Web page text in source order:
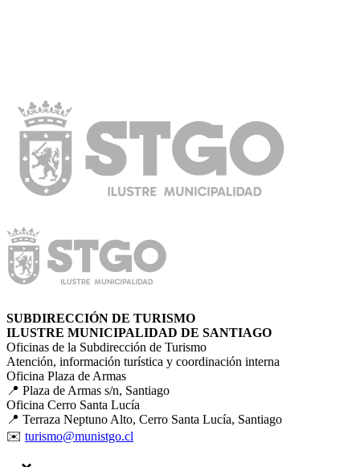
SUBDIRECCIÓN DE TURISMO
ILUSTRE MUNICIPALIDAD DE SANTIAGO
Oficinas de la Subdirección de Turismo
Atención, información turística y coordinación interna
Oficina Plaza de Armas
📍 Plaza de Armas s/n, Santiago
Oficina Cerro Santa Lucía
📍 Terraza Neptuno Alto, Cerro Santa Lucía, Santiago
✉️ turismo@munistgo.cl